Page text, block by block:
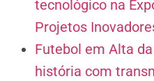
tecnológico na
Projetos
Futebol em Alta
história com